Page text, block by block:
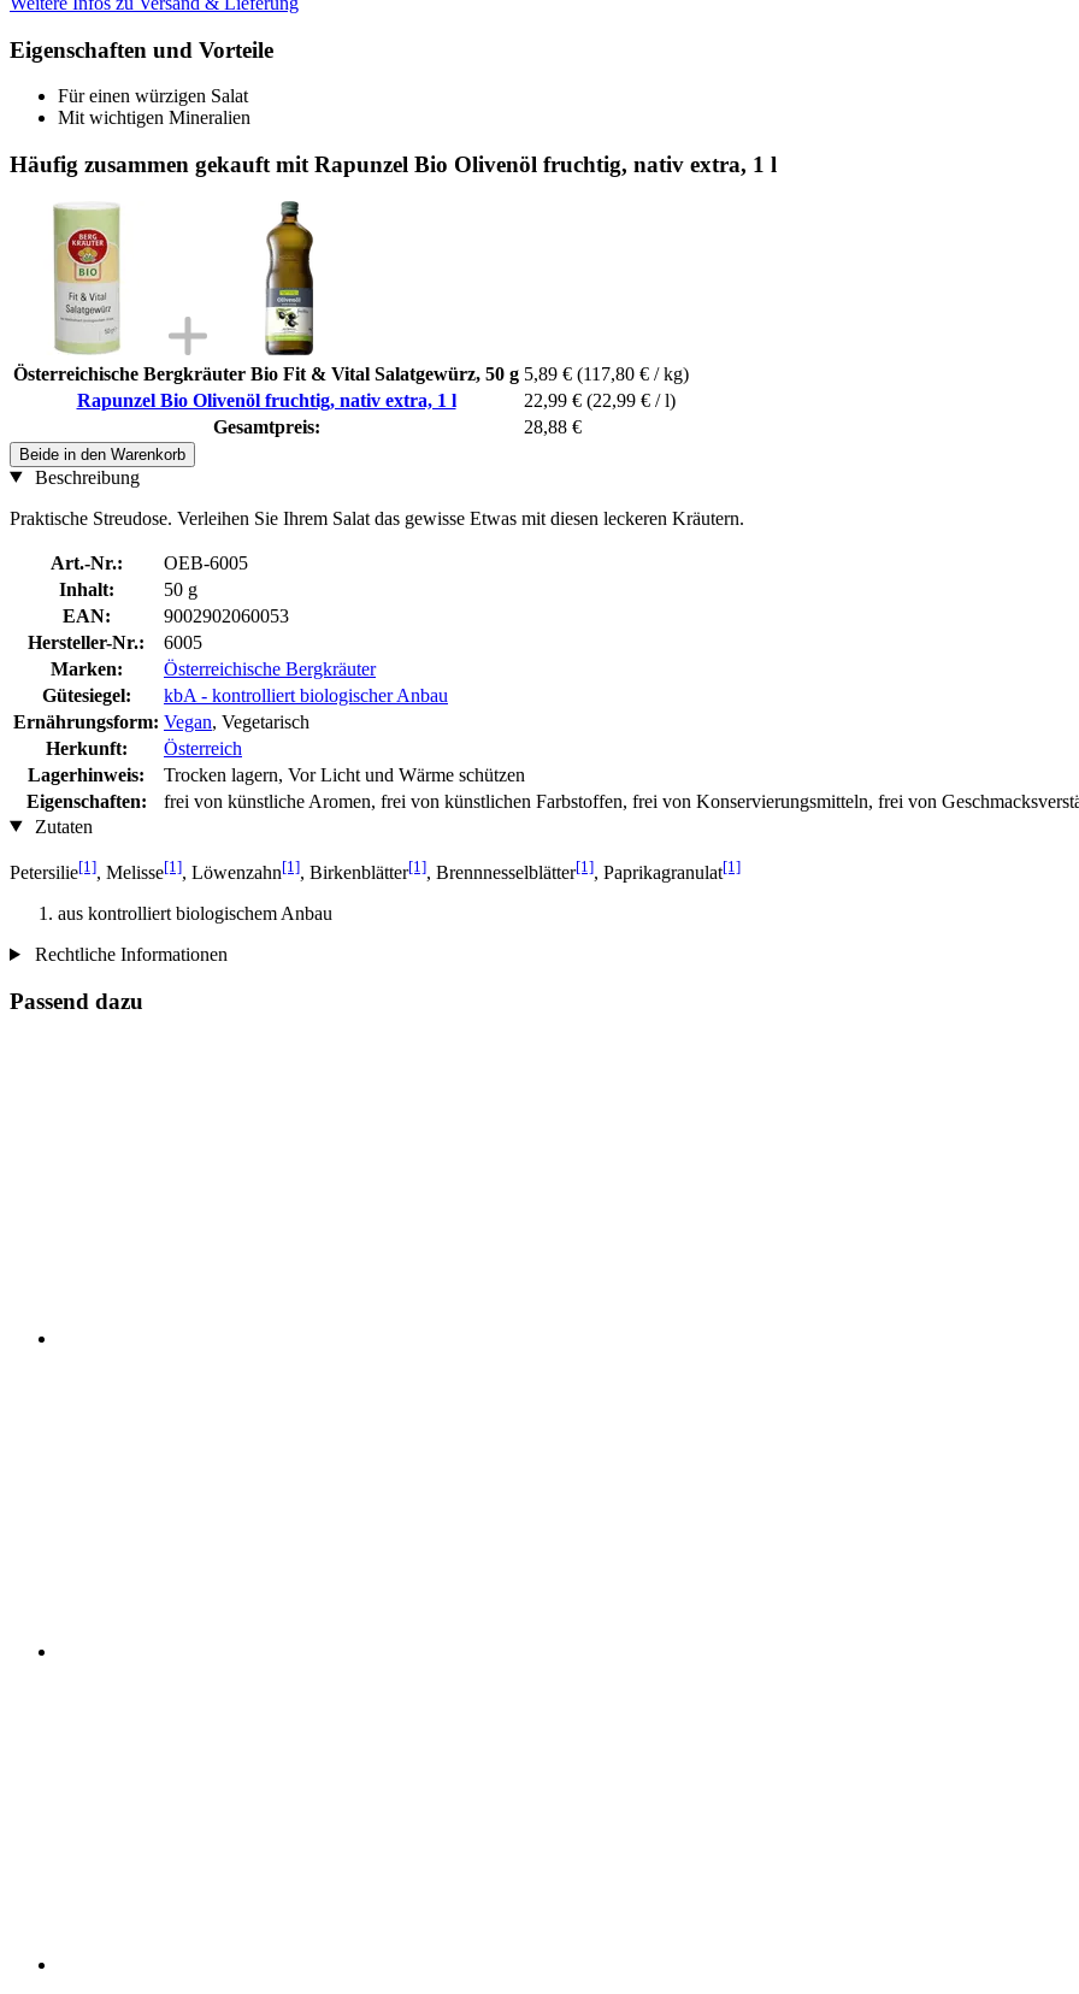
Eigenschaften und Vorteile
Für einen würzigen Salat
Mit wichtigen Mineralien
Häufig zusammen gekauft mit Rapunzel Bio Olivenöl fruchtig, nativ extra, 1 l
Österreichische Bergkräuter Bio Fit & Vital Salatgewürz, 50 g 5,89 € (117,80 € / kg)
Rapunzel Bio Olivenöl fruchtig, nativ extra, 1 l
22,99 € (22,99 € / l)
Gesamtpreis:
28,88 €
Beide in den Warenkorb
Beschreibung
Praktische Streudose. Verleihen Sie Ihrem Salat das gewisse Etwas mit diesen leckeren Kräutern.
Art.-Nr.:
OEB-6005
Inhalt:
50 g
EAN:
9002902060053
Hersteller-Nr.:
6005
Marken:
Österreichische Bergkräuter
Gütesiegel:
kbA - kontrolliert biologischer Anbau
Ernährungsform: Vegan, Vegetarisch
Herkunft:
Österreich
Lagerhinweis:
Trocken lagern, Vor Licht und Wärme schützen
Eigenschaften:
frei von künstliche Aromen, frei von künstlichen Farbstoffen, frei von Konservierungsmitteln, frei von
Zutaten
Petersilie[1], Melisse[1], Löwenzahn[1], Birkenblätter[1], Brennnesselblätter[1], Paprikagranulat[1]
aus kontrolliert biologischem Anbau
Rechtliche Informationen
Passend dazu